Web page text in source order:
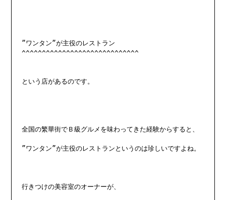
”ワンタン”が主役のレストラン
^^^^^^^^^^^^^^^^^^^^^^^^^^^^^
という店があるのです。
全国の繁華街でＢ級グルメを味わってきた経験からすると、
”ワンタン”が主役のレストランというのは珍しいですよね。
行きつけの美容室のオーナーが、